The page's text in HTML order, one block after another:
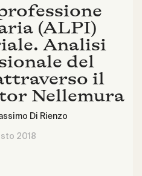
(ALPI)
Analisi
del
il
Nellemura
Di Rienzo
2018